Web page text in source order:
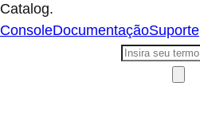
Catalog.
ConsoleDocumentaçãoSuporte